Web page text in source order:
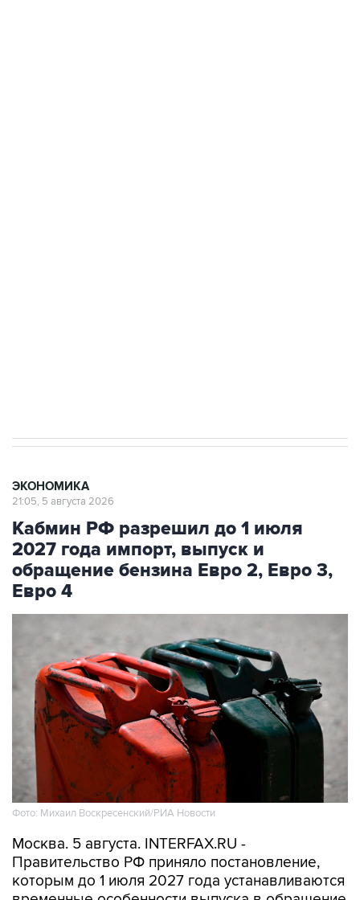
ЭКОНОМИКА
21:05, 5 августа 2026
Кабмин РФ разрешил до 1 июля
2027 года импорт, выпуск и
обращение бензина Евро 2, Евро 3,
Евро 4
Фото: Михаил Воскресенский/РИА Новости
Москва. 5 августа. INTERFAX.RU -
Правительство РФ приняло постановление,
которым до 1 июля 2027 года устанавливаются